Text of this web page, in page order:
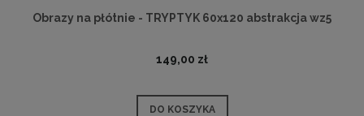
Obrazy na płótnie - TRYPTYK 60x120 abstrakcja wz5
149,00 zł
DO KOSZYKA